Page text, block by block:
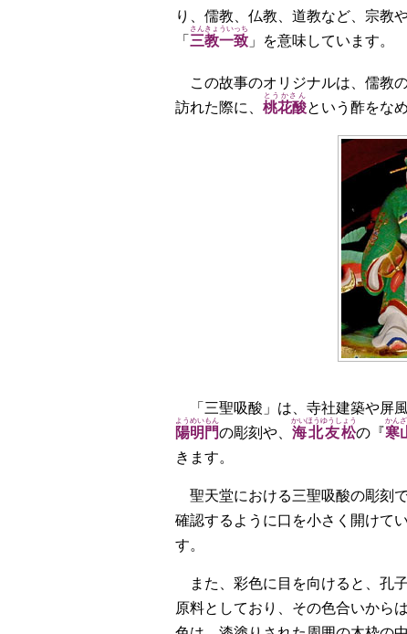
り、儒教、仏教、道教など、宗教
「 三教一致
さんきょういっち
」を意味しています。
この故事のオリジナルは、儒教
訪れた際に、 桃花酸
とうかさん
という酢をな
「三聖吸酸」は、寺社建築や屏
陽明門
ようめいもん
の彫刻や、 海北友松
かいほうゆうしょう
の『寒
かん
きます。
聖天堂における三聖吸酸の彫刻
確認するように口を小さく開けて
す。
また、彩色に目を向けると、孔
原料としており、その色合いから